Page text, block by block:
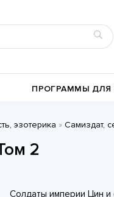
ПРОГРАММЫ ДЛЯ
эзотерика » Самиздат,
2
Солдаты империи Цин